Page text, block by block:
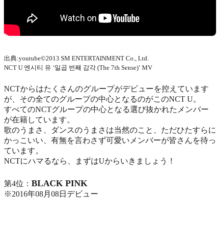
出典:youtube©2013 SM ENTERTAINMENT Co., Ltd.
NCT U 엔시티 유 ‘일곱 번째 감각 (The 7th Sense)’ MV
NCTからはたくさんのグループがデビューを控えています
が、その全てのグループの中心となるのがこのNCT U。
すべてのNCTグループの中心となる選び抜かれたメンバー
が在籍しています。
歌のうまさ、ダンスのうまさは当然のこと、ただひたすらに
かっこいい、有無を言わさず可愛いメンバーが皆さんを待っ
ています。
NCTにハマるなら、まずはUからいきましょう！
第4位： BLACK PINK
※2016年08月08日デビュー